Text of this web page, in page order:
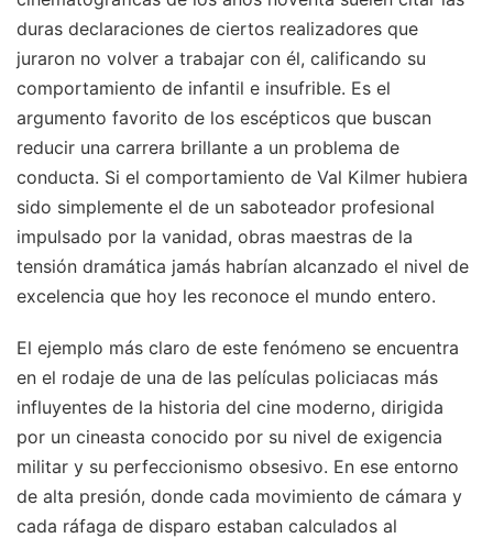
duras declaraciones de ciertos realizadores que
juraron no volver a trabajar con él, calificando su
comportamiento de infantil e insufrible. Es el
argumento favorito de los escépticos que buscan
reducir una carrera brillante a un problema de
conducta. Si el comportamiento de Val Kilmer hubiera
sido simplemente el de un saboteador profesional
impulsado por la vanidad, obras maestras de la
tensión dramática jamás habrían alcanzado el nivel de
excelencia que hoy les reconoce el mundo entero.
El ejemplo más claro de este fenómeno se encuentra
en el rodaje de una de las películas policiacas más
influyentes de la historia del cine moderno, dirigida
por un cineasta conocido por su nivel de exigencia
militar y su perfeccionismo obsesivo. En ese entorno
de alta presión, donde cada movimiento de cámara y
cada ráfaga de disparo estaban calculados al